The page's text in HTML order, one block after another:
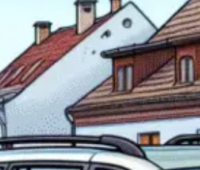
Navigatie Audi A4
Navigatie Audi A4 B6
Navigatie Audi A4 B7
Navigatie Audi A4 B8
Navigatie Audi A5
Navigatie Audi A6 C5
Navigatie Audi A6 C6
Navigatie Audi A6 C7
Navigatie Audi Q5
Navigație Ford Fiesta
Navigație Ford Focus 1
Navigație Ford Focus 2